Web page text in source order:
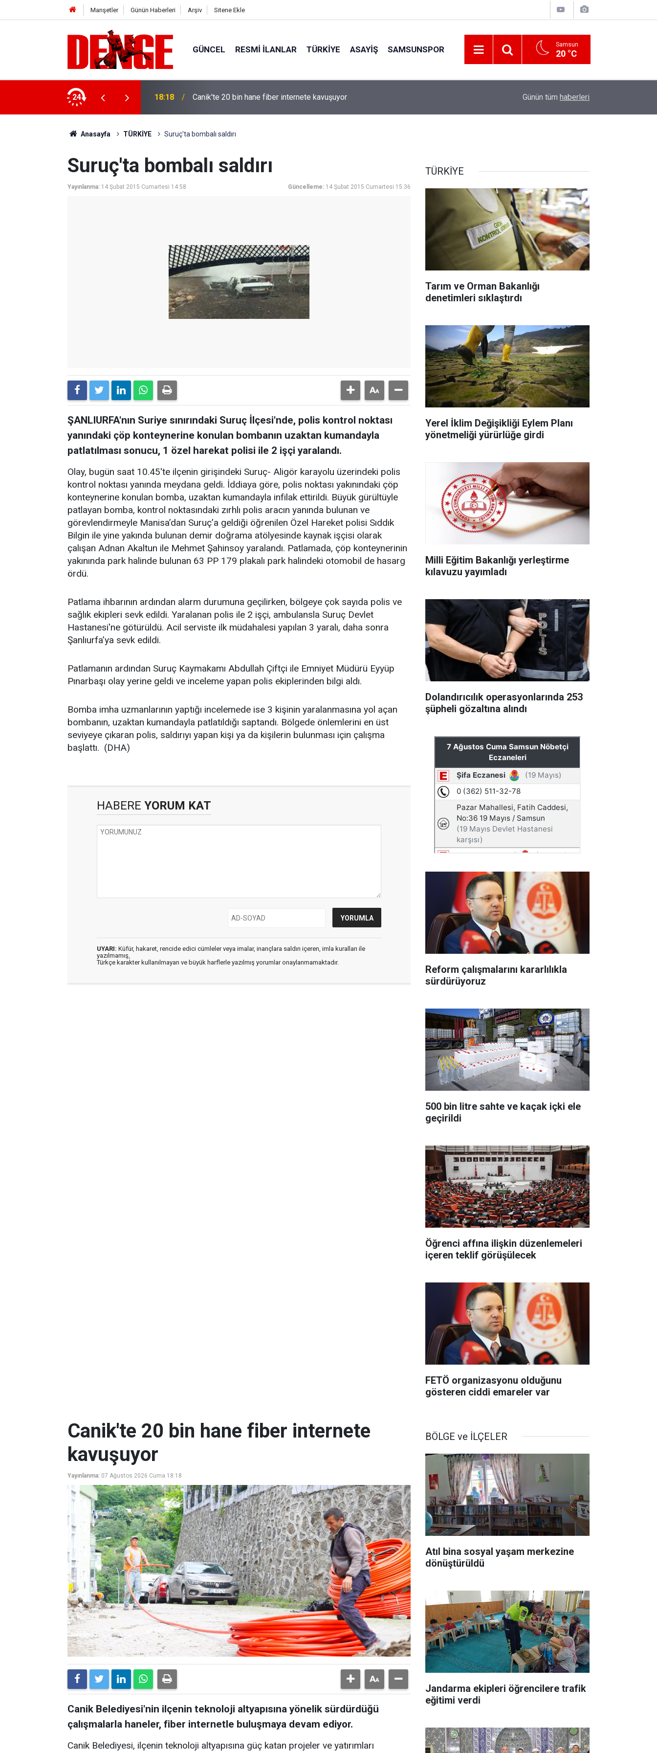
Manşetler Günün Haberleri Arşiv Sitene Ekle
GÜNCEL RESMI İLANLAR TÜRKİYE ASAYİŞ SAMSUNSPOR Samsun
20 °C
24
kadar devam edecek 18:18 Canik'te 20 bin hane fiber internete kavuşuyor 30 ilde DEAŞ terör örgütüne yönelik operasyon!
Günün tüm haberleri
Anasayfa TÜRKİYE Suruç'ta bombalı saldırı
Suruç'ta bombalı saldırı
Yayınlanma: 14 Şubat 2015 Cumartesi 14:58 Güncelleme: 14 Şubat 2015 Cumartesi 15:36
ŞANLIURFA'nın Suriye sınırındaki Suruç İlçesi'nde, polis kontrol noktası
yanındaki çöp konteynerine konulan bombanın uzaktan kumandayla
patlatılması sonucu, 1 özel harekat polisi ile 2 işçi yaralandı.
Olay, bugün saat 10.45'te ilçenin girişindeki Suruç- Aligör karayolu üzerindeki polis
kontrol noktası yanında meydana geldi. İddiaya göre, polis noktası yakınındaki çöp
konteynerine konulan bomba, uzaktan kumandayla infilak ettirildi. Büyük gürültüyle
patlayan bomba, kontrol noktasındaki zırhlı polis aracın yanında bulunan ve
görevlendirmeyle Manisa’dan Suruç’a geldiği öğrenilen Özel Hareket polisi Sıddık
Bilgin ile yine yakında bulunan demir doğrama atölyesinde kaynak işçisi olarak
çalışan Adnan Akaltun ile Mehmet Şahinsoy yaralandı. Patlamada, çöp konteynerinin
yakınında park halinde bulunan 63 PP 179 plakalı park halindeki otomobil de hasarg
ördü.
Patlama ihbarının ardından alarm durumuna geçilirken, bölgeye çok sayıda polis ve
sağlık ekipleri sevk edildi. Yaralanan polis ile 2 işçi, ambulansla Suruç Devlet
Hastanesi'ne götürüldü. Acil serviste ilk müdahalesi yapılan 3 yaralı, daha sonra
Şanlıurfa’ya sevk edildi.
Patlamanın ardından Suruç Kaymakamı Abdullah Çiftçi ile Emniyet Müdürü Eyyüp
Pınarbaşı olay yerine geldi ve inceleme yapan polis ekiplerinden bilgi aldı.
Bomba imha uzmanlarının yaptığı incelemede ise 3 kişinin yaralanmasına yol açan
bombanın, uzaktan kumandayla patlatıldığı saptandı. Bölgede önlemlerini en üst
seviyeye çıkaran polis, saldırıyı yapan kişi ya da kişilerin bulunması için çalışma
başlattı. (DHA)
HABERE YORUM KAT
UYARI: Küfür, hakaret, rencide edici cümleler veya imalar, inançlara saldırı içeren, imla kuralları ile
yazılmamış,
Türkçe karakter kullanılmayan ve büyük harflerle yazılmış yorumlar onaylanmamaktadır.
TÜRKİYE
Tarım ve Orman Bakanlığı
denetimleri sıklaştırdı
Yerel İklim Değişikliği Eylem Planı
yönetmeliği yürürlüğe girdi
Milli Eğitim Bakanlığı yerleştirme
kılavuzu yayımladı
Dolandırıcılık operasyonlarında 253
şüpheli gözaltına alındı
Reform çalışmalarını kararlılıkla
sürdürüyoruz
500 bin litre sahte ve kaçak içki ele
geçirildi
Öğrenci affına ilişkin düzenlemeleri
içeren teklif görüşülecek
FETÖ organizasyonu olduğunu
gösteren ciddi emareler var
Canik'te 20 bin hane fiber internete
kavuşuyor
Yayınlanma: 07 Ağustos 2026 Cuma 18:18
Canik Belediyesi'nin ilçenin teknoloji altyapısına yönelik sürdürdüğü
çalışmalarla haneler, fiber internetle buluşmaya devam ediyor.
Canik Belediyesi, ilçenin teknoloji altyapısına güç katan projeler ve yatırımları
BÖLGE ve İLÇELER
Atıl bina sosyal yaşam merkezine
dönüştürüldü
Jandarma ekipleri öğrencilere trafik
eğitimi verdi